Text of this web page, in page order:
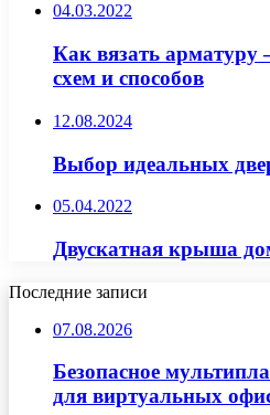
04.03.2022
Как вязать арматуру
схем и способов
12.08.2024
Выбор идеальных
05.04.2022
Двускатная крыша
Последние записи
07.08.2026
Безопасное
для виртуальных